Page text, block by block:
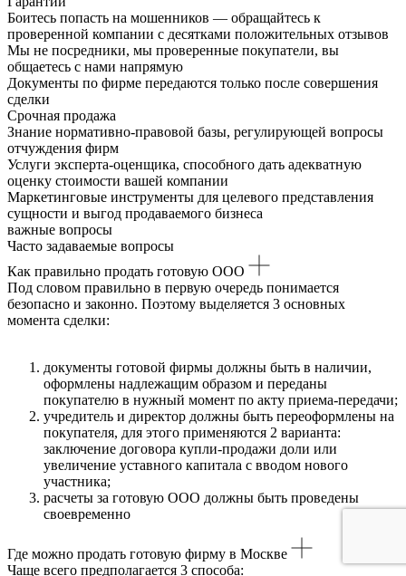
Боитесь попасть на мошенников — обращайтесь к
проверенной компании с десятками положительных отзывов
Мы не посредники, мы проверенные покупатели, вы
общаетесь с нами напрямую
Документы по фирме передаются только после совершения
сделки
Срочная продажа
Знание нормативно-правовой базы, регулирующей вопросы
отчуждения фирм
Услуги эксперта-оценщика, способного дать адекватную
оценку стоимости вашей компании
Маркетинговые инструменты для целевого представления
сущности и выгод продаваемого бизнеса
важные вопросы
Часто задаваемые вопросы
Как правильно продать готовую ООО
Под словом правильно в первую очередь понимается
безопасно и законно. Поэтому выделяется 3 основных
момента сделки:
документы готовой фирмы должны быть в наличии,
оформлены надлежащим образом и переданы
покупателю в нужный момент по акту приема-передачи;
учредитель и директор должны быть переоформлены на
покупателя, для этого применяются 2 варианта:
заключение договора купли-продажи доли или
увеличение уставного капитала с вводом нового
участника;
расчеты за готовую ООО должны быть проведены
своевременно
Где можно продать готовую фирму в Москве
Чаще всего предполагается 3 способа: